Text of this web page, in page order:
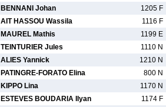
BENNANI Johan
1205 F
AIT HASSOU Wassila
1116 F
MAUREL Mathis
1199 E
TEINTURIER Jules
1110 N
ALIES Yannick
1210 N
PATINGRE-FORATO Elina
800 N
KIPPO Lina
1170 N
ESTEVES BOUDARIA Ilyan
1174 F